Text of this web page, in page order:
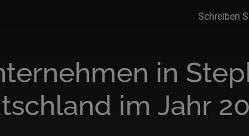
Schreiben
in
im Jahr